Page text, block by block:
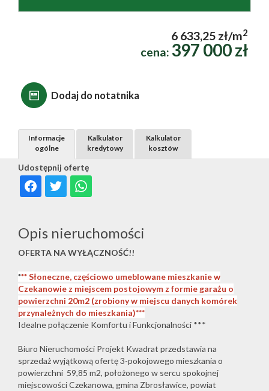
6 633,25 zł/m2
cena: 397 000 zł
Dodaj do notatnika
Udostępnij ofertę
Informacje
ogólne
Kalkulator
kredytowy
Kalkulator
kosztów
Opis nieruchomości
OFERTA NA WYŁĄCZNOŚĆ!!
*** Słoneczne, częściowo umeblowane mieszkanie w
Czekanowie z miejscem postojowym z formie garażu o
powierzchni 20m2 (zrobiony w miejscu danych komórek
przynależnych do mieszkania)***
Idealne połączenie Komfortu i Funkcjonalności ***
Biuro Nieruchomości Projekt Kwadrat przedstawia na
sprzedaż wyjątkową ofertę 3-pokojowego mieszkania o
powierzchni 59,85 m2, położonego w sercu spokojnej
miejscowości Czekanowa, gmina Zbrosławice, powiat